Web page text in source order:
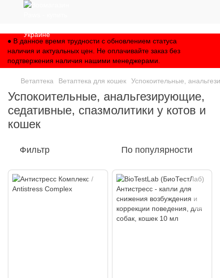
● В данное время трудности с обновлением статуса
наличия и актуальных цен. Не оплачивайте заказ без
подтвержения наличия нашими менеджерами.
Ветаптека Ветаптека для кошек Успокоительные,
Успокоительные, анальгезирующие,
седативные, спазмолитики у котов и
кошек
Фильтр По популярности